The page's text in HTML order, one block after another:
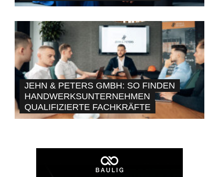
JEHN & PETERS GMBH: SO FINDEN
HANDWERKSUNTERNEHMEN
QUALIFIZIERTE FACHKRÄFTE